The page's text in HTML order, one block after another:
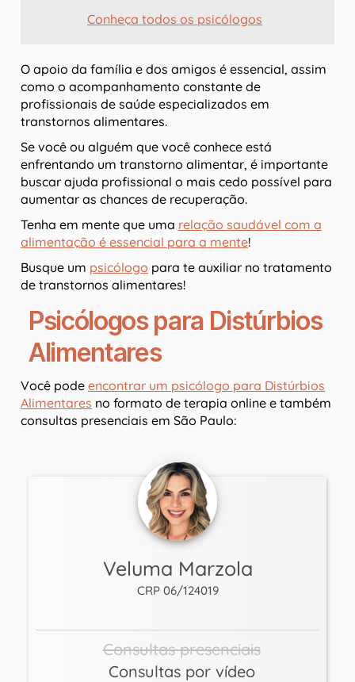
Conheça todos os psicólogos
O apoio da família e dos amigos é essencial, assim
como o acompanhamento constante de
profissionais de saúde especializados em
transtornos alimentares.
Se você ou alguém que você conhece está
enfrentando um transtorno alimentar, é importante
buscar ajuda profissional o mais cedo possível para
aumentar as chances de recuperação.
Tenha em mente que uma relação saudável com a
alimentação é essencial para a mente!
Busque um psicólogo para te auxiliar no tratamento
de transtornos alimentares!
Psicólogos para Distúrbios
Alimentares
Você pode encontrar um psicólogo para Distúrbios
Alimentares no formato de terapia online e também
consultas presenciais em São Paulo:
Veluma Marzola
CRP 06/124019
Consultas presenciais
Consultas por vídeo